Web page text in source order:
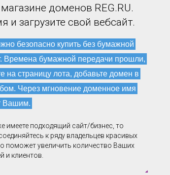
доменов REG.RU.
загрузите свой вебсайт.
безопасно купить без бумажной
Времена бумажной передачи прошли,
на страницу лота, добавьте домен в
Через мгновение доменное имя
Вашим.
имеете подходящий сайт/бизнес, то
к ряду владельцев красивых
поможет увеличить количество Ваших
и клиентов.